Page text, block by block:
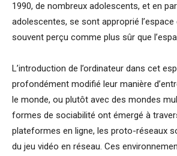
1990, de nombreux adolescents, et en
adolescentes, se sont approprié l’espace
souvent perçu comme plus sûr que
L’introduction de l’ordinateur dans cet
profondément modifié leur manière
le monde, ou plutôt avec des mondes
formes de sociabilité ont émergé à
plateformes en ligne, les proto-réseaux
du jeu vidéo en réseau. Ces